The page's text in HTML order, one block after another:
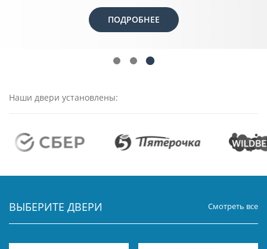
ПОДРОБНЕЕ
Наши двери установлены:
ВЫБЕРИТЕ ДВЕРИ Смотреть все